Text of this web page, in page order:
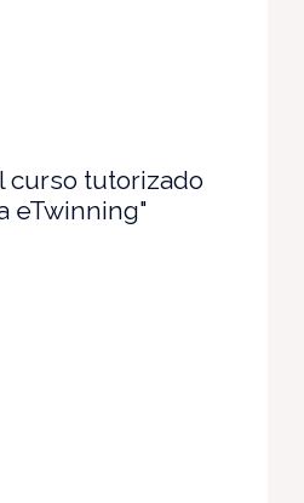
curso tutorizado
eTwinning"